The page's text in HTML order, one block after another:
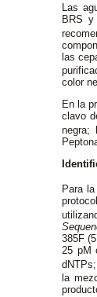
Las
BRS y
las
color
En la
clavo
negra;
Para
385F
25 pM
dNTPs;
la